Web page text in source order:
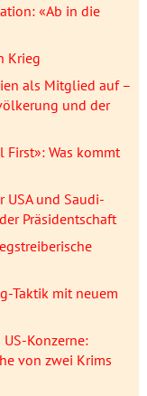
«Ab in die
Krieg
als Mitglied auf –
und der
First»: Was kommt
USA und Saudi-
Präsidentschaft
Taktik mit neuem
Konzerne:
von zwei Krims